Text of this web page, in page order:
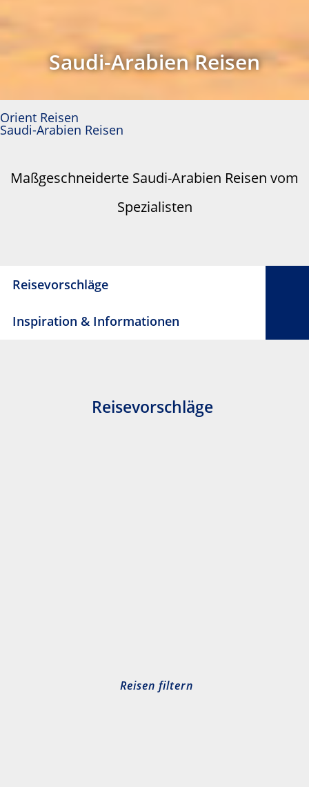
Saudi-Arabien Reisen
Orient Reisen
Saudi-Arabien Reisen
Maßgeschneiderte Saudi-Arabien Reisen vom
Spezialisten
Reisevorschläge
Inspiration & Informationen
Reisevorschläge
Reisen filtern